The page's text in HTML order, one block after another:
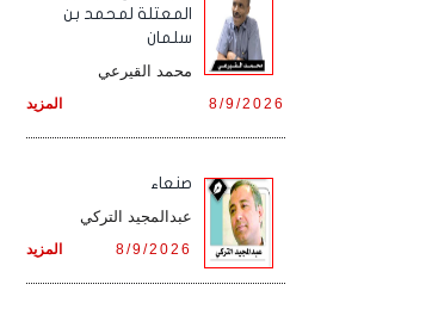
المعتلة لمحمد بن
سلمان
محمد القيرعي
المزيد 8/9/2026
صنعاء
عبدالمجيد التركي
المزيد 8/9/2026